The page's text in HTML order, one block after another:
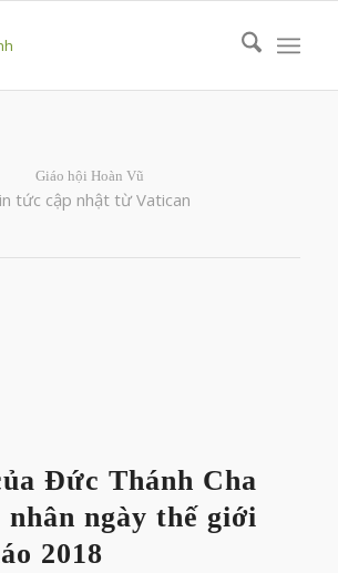
Giáo hội Hoàn Vũ
tức cập nhật từ Vatican
Đức Thánh Cha
nhân ngày thế giới
2018